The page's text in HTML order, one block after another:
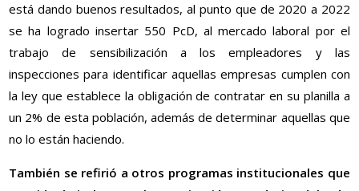
está dando buenos resultados, al punto que de 2020 a 2022
se ha logrado insertar 550 PcD, al mercado laboral por el
trabajo de sensibilización a los empleadores y las
inspecciones para identificar aquellas empresas cumplen con
la ley que establece la obligación de contratar en su planilla a
un 2% de esta población, además de determinar aquellas que
no lo están haciendo.
También se refirió a otros programas institucionales que